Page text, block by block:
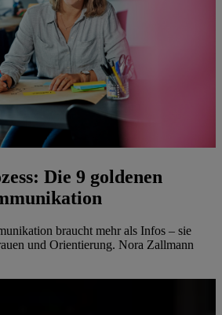
Die 9 goldenen
braucht mehr als Infos – sie
und Orientierung. Nora Zallmann